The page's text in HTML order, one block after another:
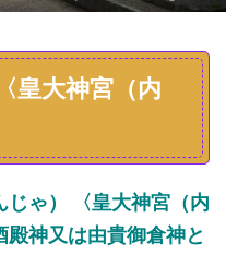
皇大神宮（内
ゃ） 〈皇大神宮（内
殿神又は由貴御倉神と